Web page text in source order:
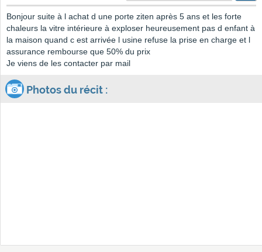
Bonjour suite à l achat d une porte ziten après 5 ans et les forte
chaleurs la vitre intérieure à exploser heureusement pas d enfant à
la maison quand c est arrivée l usine refuse la prise en charge et l
assurance rembourse que 50% du prix
Je viens de les contacter par mail
Photos du récit :